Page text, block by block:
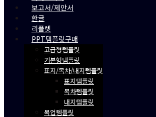
보고서/제안서
한글
리플렛
PPT템플릿구매
고급형템플릿
기본형템플릿
표지/목차/내지템플릿
표지템플릿
목차템플릿
내지템플릿
목업템플릿